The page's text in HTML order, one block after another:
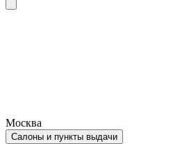
Москва
Салоны и пункты выдачи